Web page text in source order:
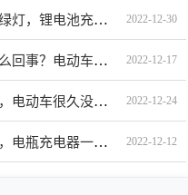
电动车没电充电器充电时显示绿灯，锂电池充电器一插上就是绿灯 2022-12-30
电动车充电器插上就亮绿灯怎么回事？电动车刚充电绿灯就一闪一闪 2022-12-17
新日电动车充电器一直亮绿灯，电动车很久没充电充电器显示绿灯 2022-12-24
绿源电动车充电器一直亮绿灯，电瓶充电器一直绿灯亮如何解决 2022-12-12